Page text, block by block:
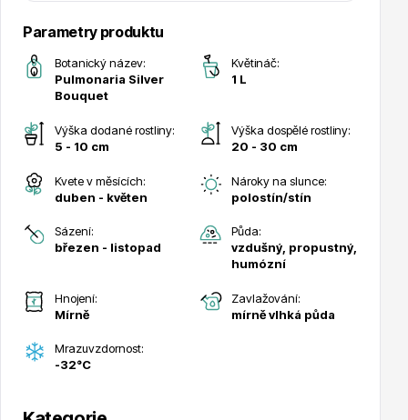
Drobná ovoce
Parametry produktu
Botanický název:
Pulmonaria Silver
Bouquet
Květináč:
1 L
Výška dodané rostliny:
5 - 10 cm
Výška dospělé rostliny:
20 - 30 cm
Kvete v měsících:
duben - květen
Nároky na slunce:
polostín/stín
Sázení:
březen - listopad
Půda:
vzdušný, propustný,
humózní
Hnojení:
Mírně
Zavlažování:
mírně vlhká půda
Mrazuvzdornost:
-32°C